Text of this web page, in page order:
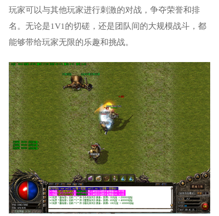
玩家可以与其他玩家进行刺激的对战，争夺荣誉和排
名。无论是1V1的切磋，还是团队间的大规模战斗，都
能够带给玩家无限的乐趣和挑战。